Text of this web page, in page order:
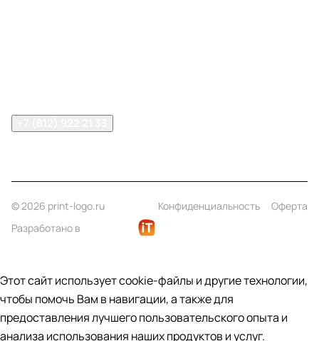
© 2026 print-logo.ru Конфиденциальность
Оферта
Разработано в
Этот сайт использует cookie-файлы и другие технологии,
чтобы помочь Вам в навигации, а также для
предоставления лучшего пользовательского опыта и
анализа использования наших продуктов и услуг.